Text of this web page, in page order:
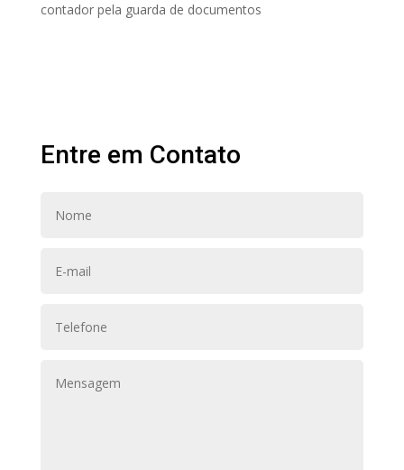
contador pela guarda de documentos
Entre em Contato